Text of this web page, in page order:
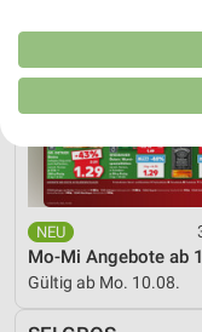
Mo-Mi Angebote ab
Gültig ab Mo. 10.08.
Kombinationen von Daten
Verbesserung der
von Inhalten.
Daten können außerhalb
Website/App.
Partnerliste anzeigen
IAB-Verarbeitungszwecke:
Speichern von oder